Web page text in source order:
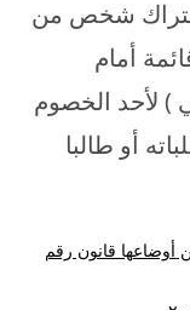
اشتراك شخص من
أمام
) لأحد الخصوم
أو طالبا
أوضاعها قانون رقم